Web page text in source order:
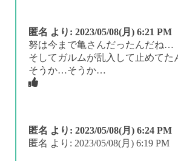
匿名 より: 2023/05/08(月) 6:21 PM
努は今まで亀さんだったんだね…
そしてガルムが乱入して止めてた
そうか…そうか…
匿名 より: 2023/05/08(月) 6:24 PM
匿名 より: 2023/05/08(月) 6:19 PM